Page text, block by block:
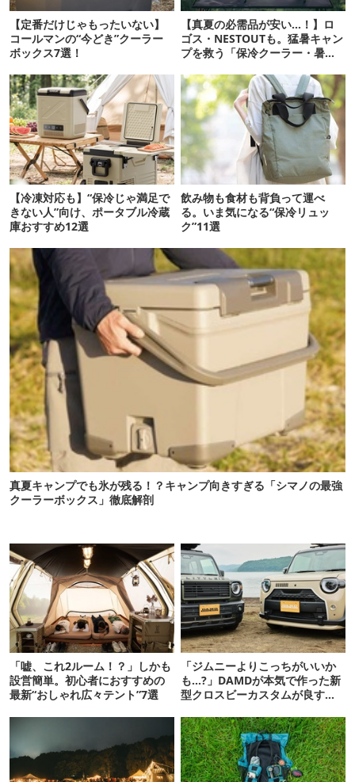
【定番だけじゃもったいない】
コールマンの“今どき”クーラー
ボックス7選！
【真夏の必需品が安い…！】ロ
ゴス・NESTOUTも。猛暑キャン
プを救う「保冷クーラー・暑さ
【冷凍対応も】“保冷じゃ満足で
きない人”向け、ポータブル冷蔵
庫おすすめ12選
飲み物も食材も背負って運べ
る。いま気になる“保冷リュッ
ク”11選
真夏キャンプでも氷が残る！？キャンプ向きすぎる「シマノの最強
クーラーボックス」徹底解剖
「嘘、これ2ルーム！？」しかも
設営簡単。初心者におすすめの
最新“おしゃれ広々テント”7選
「ジムニーよりこっちがいいか
も…?」DAMDが本気で作った新
型クロスビーカスタムが良すぎ